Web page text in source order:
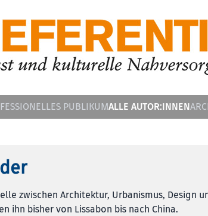
PUBLIKUMALLE AUTOR:INNEN
zwischen Architektur, Urbanismus, Design
ihn bisher von Lissabon bis nach China.